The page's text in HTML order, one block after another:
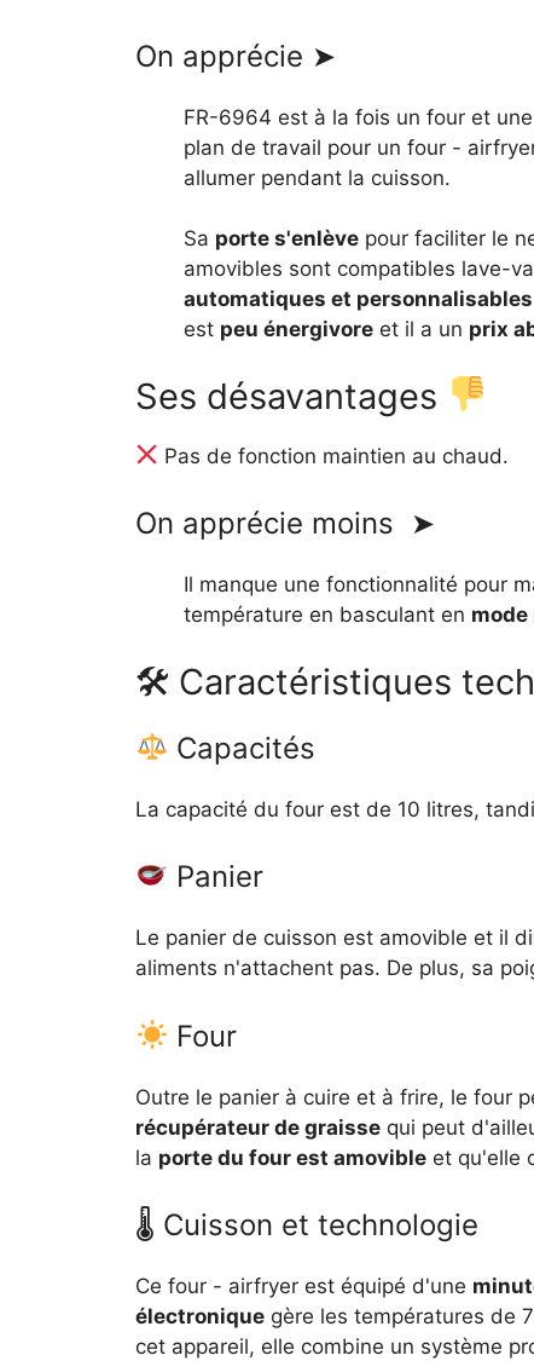
On apprécie ➤
FR-6964 est à la fois un four et
plan de travail pour un four -
allumer pendant la cuisson.
Sa porte s'enlève pour faciliter le
amovibles sont compatibles lave-
automatiques et personnalisables
est peu énergivore et il a un prix
Ses désavantages
Pas de fonction maintien au chaud.
On apprécie moins ➤
Il manque une fonctionnalité pour
température en basculant en mode
🛠 Caractéristiques
Capacités
La capacité du four est de 10 litres,
Panier
Le panier de cuisson est amovible et il
aliments n'attachent pas. De plus, sa
Four
Outre le panier à cuire et à frire, le four
récupérateur de graisse qui peut
la porte du four est amovible et qu'elle
🌡 Cuisson et technologie
Ce four - airfryer est équipé d'une
électronique gère les températures de
cet appareil, elle combine un système